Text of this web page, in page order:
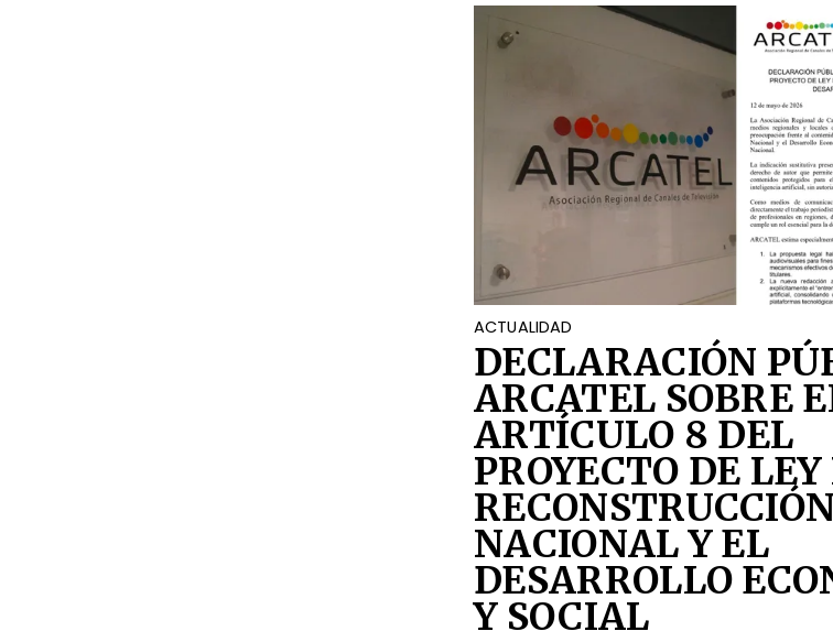
ACTUALIDAD
DECLARACIÓN
ARCATEL SOBRE
ARTÍCULO 8 DEL
PROYECTO DE
RECONSTRUCCIÓN
NACIONAL Y EL
DESARROLLO
Y SOCIAL